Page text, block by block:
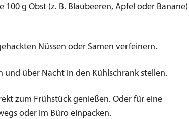
100 g Obst (z. B. Blaubeeren, Apfel oder Banane)
Nüssen oder Samen verfeinern.
und über Nacht in den Kühlschrank stellen.
zum Frühstück genießen. Oder für eine
oder im Büro einpacken.